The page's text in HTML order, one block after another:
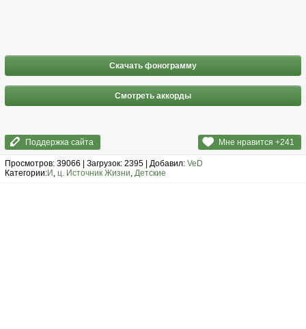
Скачать фонограмму
Смотреть аккорды
Мне нравится +241
Поддержка сайта
Просмотров: 39066 | Загрузок: 2395 | Добавил: VeD
Категории:И , ц. Источник Жизни, Детские